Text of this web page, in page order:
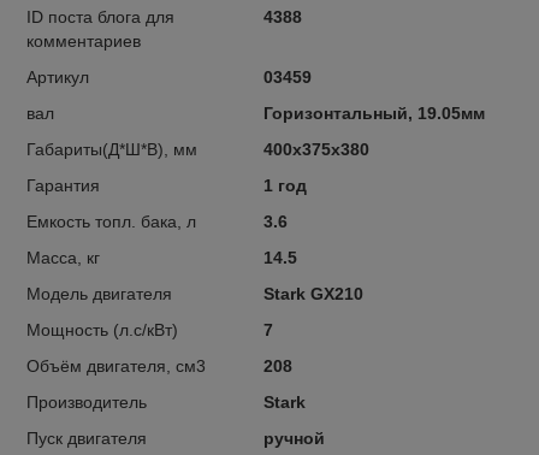
ID поста блога для
комментариев
4388
Артикул
03459
вал
Горизонтальный, 19.05мм
Габариты(Д*Ш*В), мм
400x375x380
Гарантия
1 год
Емкость топл. бака, л
3.6
Масса, кг
14.5
Модель двигателя
Stark GX210
Мощность (л.с/кВт)
7
Объём двигателя, см3
208
Производитель
Stark
Пуск двигателя
ручной